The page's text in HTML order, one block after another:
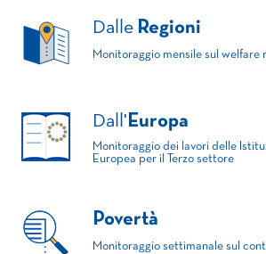
Dalle Regioni
Monitoraggio mensile sul welfare
Dall' Europa
Monitoraggio dei lavori delle
Europea per il Terzo settore
Povertà
Monitoraggio settimanale sul